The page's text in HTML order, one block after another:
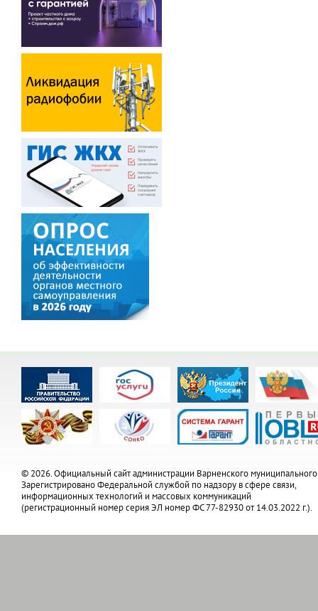
© 2026. Официальный сайт администрации Варненского муниципального
Зарегистрировано Федеральной службой по надзору в сфере связи,
информационных технологий и массовых коммуникаций
(регистрационный номер серия ЭЛ номер ФС 77-82930 от 14.03.2022 г.).